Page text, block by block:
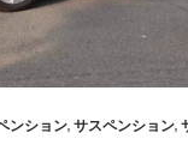
ンション, サスペンション,